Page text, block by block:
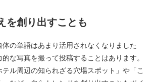
を創り出すことも
体の単語はあまり活用されなくなりました
な写真を撮って投稿することはあります。
ル周辺の知られざる穴場スポット」や「こ